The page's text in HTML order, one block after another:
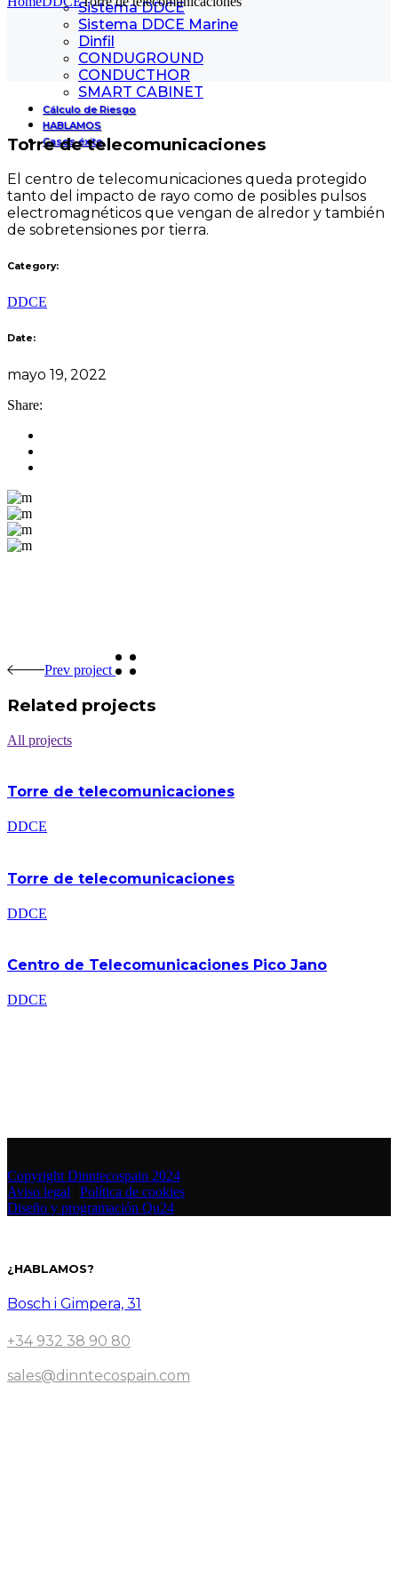
Sistema DDCE
Sistema DDCE Marine
Dinfil
CONDUGROUND
CONDUCTHOR
SMART CABINET
Cálculo de Riesgo
HABLAMOS
Casos éxito
Torre de telecomunicaciones
El centro de telecomunicaciones queda protegido
tanto del impacto de rayo como de posibles pulsos
electromagnéticos que vengan de alredor y también
de sobretensiones por tierra.
Category:
DDCE
Date:
mayo 19, 2022
Share:
Prev project
Related projects
All projects
Torre de telecomunicaciones
DDCE
Torre de telecomunicaciones
DDCE
Centro de Telecomunicaciones Pico Jano
DDCE
Copyright Dinntecospain 2024
Aviso legal
Política de cookies
Diseño y programación Qu24
¿HABLAMOS?
Bosch i Gimpera, 31
+34 932 38 90 80
sales@dinntecospain.com